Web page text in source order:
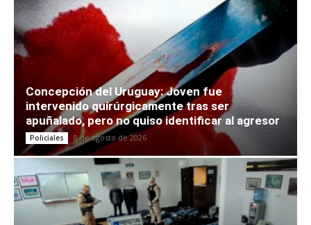
Concepción del Uruguay: Joven fue
intervenido quirúrgicamente tras ser
apuñalado, pero no quiso identificar al agresor
Policiales 8 de agosto de 2026